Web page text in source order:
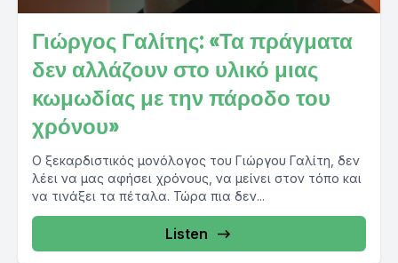
Γιώργος Γαλίτης: «Τα πράγματα
δεν αλλάζουν στο υλικό μιας
κωμωδίας με την πάροδο του
χρόνου»
Ο ξεκαρδιστικός μονόλογος του Γιώργου Γαλίτη, δεν
λέει να μας αφήσει χρόνους, να μείνει στον τόπο και
να τινάξει τα πέταλα. Τώρα πια δεν...
Listen